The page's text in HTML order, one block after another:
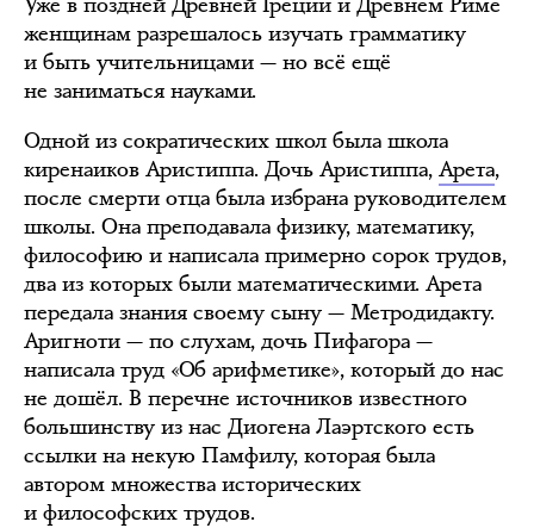
женщинам разрешалось изучать грамматику
и быть учительницами — но всё ещё
не заниматься науками.
Одной из сократических школ была школа
киренаиков Аристиппа. Дочь Аристиппа, Арета,
после смерти отца была избрана руководителем
школы. Она преподавала физику, математику,
философию и написала примерно сорок трудов,
два из которых были математическими. Арета
передала знания своему сыну — Метродидакту.
Аригноти — по слухам, дочь Пифагора —
написала труд «Об арифметике», который до нас
не дошёл. В перечне источников известного
большинству из нас Диогена Лаэртского есть
ссылки на некую Памфилу, которая была
автором множества исторических
и философских трудов.